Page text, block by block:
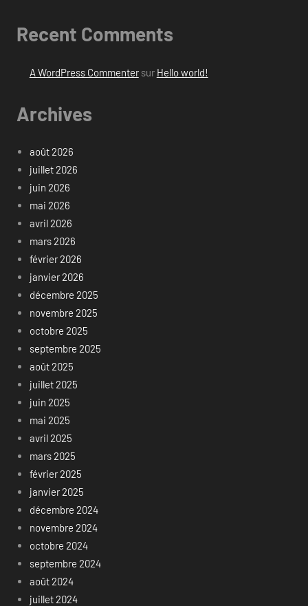
Recent Comments
A WordPress Commentersur Hello world!
Archives
août 2026
juillet 2026
juin 2026
mai 2026
avril 2026
mars 2026
février 2026
janvier 2026
décembre 2025
novembre 2025
octobre 2025
septembre 2025
août 2025
juillet 2025
juin 2025
mai 2025
avril 2025
mars 2025
février 2025
janvier 2025
décembre 2024
novembre 2024
octobre 2024
septembre 2024
août 2024
juillet 2024